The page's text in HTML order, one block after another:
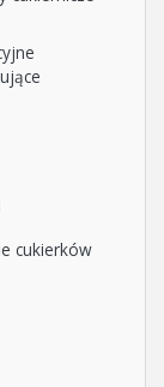
cukierków